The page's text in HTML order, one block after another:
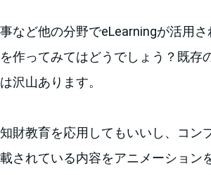
など他の分野でeLearningが活用
作ってみてはどうでしょう？既存
沢山あります。
財教育を応用してもいいし、コン
されている内容をアニメーション